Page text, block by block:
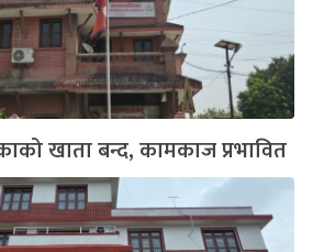
खाता बन्द, कामकाज प्रभावित